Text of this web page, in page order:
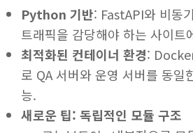
Python 기반: FastAPI와 비동
트래픽을 감당해야 하는 사이트
최적화된 컨테이너 환경:
로 QA 서버와 운영 서버를 동일
능.
새로운 팁: 독립적인 모듈 구조